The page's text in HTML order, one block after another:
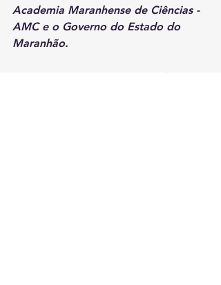
Academia Maranhense de Ciências -
AMC e o Governo do Estado do
Maranhão.
#convergência